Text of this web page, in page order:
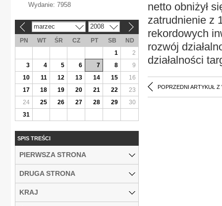
netto obniżył
zatrudnienie z
rekordowych
rozwój
działalności
POPRZEDNI ARTYKUŁ Z
Wydanie: 7958
marzec 2008
PN WT ŚR CZ PT SB
ND
1
2
3
4 5 6 7 8
9
10
11 12 13 14 15
16
17
18 19 20 21 22
23
24
25 26 27 28 29
30
31
SPIS TREŚCI
PIERWSZA STRONA
DRUGA STRONA
KRAJ